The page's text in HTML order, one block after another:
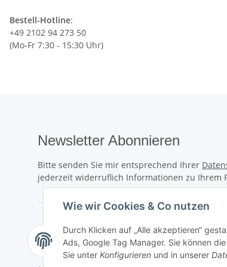
Wie wir Cookies & Co nutzen
Durch Klicken auf „Alle akzeptieren“
Ads, Google Tag Manager. Sie können
Sie unter Konfigurieren und in unserer
Bestell-Hotline:
+49 2102 94 273 50
(Mo-Fr 7:30 - 15:30 Uhr)
Newsletter Abonnieren
Bitte senden Sie mir entsprechend Ihrer
jederzeit widerruflich Informationen zu Ihrem